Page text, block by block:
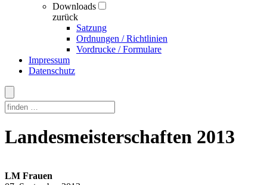
Downloads
zurück
Satzung
Ordnungen / Richtlinien
Vordrucke / Formulare
Impressum
Datenschutz
Skip
to
Landesmeisterschaften 2013
LM Frauen